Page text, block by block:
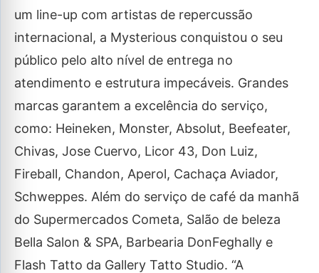
um line-up com artistas de repercussão
internacional, a Mysterious conquistou o seu
público pelo alto nível de entrega no
atendimento e estrutura impecáveis. Grandes
marcas garantem a excelência do serviço,
como: Heineken, Monster, Absolut, Beefeater,
Chivas, Jose Cuervo, Licor 43, Don Luiz,
Fireball, Chandon, Aperol, Cachaça Aviador,
Schweppes. Além do serviço de café da manhã
do Supermercados Cometa, Salão de beleza
Bella Salon & SPA, Barbearia DonFeghally e
Flash Tatto da Gallery Tatto Studio. “A